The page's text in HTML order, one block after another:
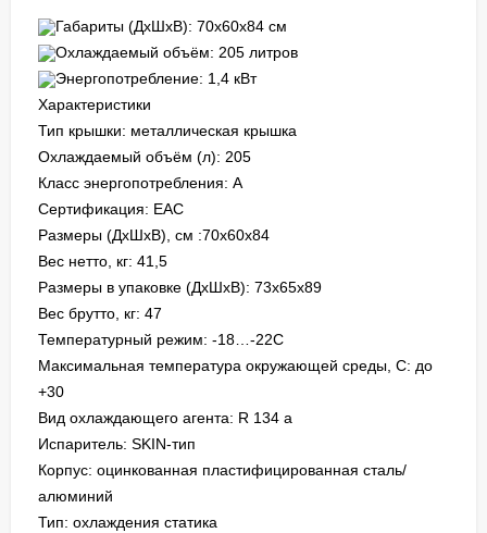
Габариты (ДхШхВ): 70х60х84 см
Охлаждаемый объём: 205 литров
Энергопотребление: 1,4 кВт
Характеристики
Тип крышки: металлическая крышка
Охлаждаемый объём (л): 205
Класс энергопотребления: А
Сертификация: ЕАС
Размеры (ДхШхВ), см :70х60х84
Вес нетто, кг: 41,5
Размеры в упаковке (ДхШхВ): 73х65х89
Вес брутто, кг: 47
Температурный режим: -18…-22C
Максимальная температура окружающей среды, C: до
+30
Вид охлаждающего агента: R 134 a
Испаритель: SKIN-тип
Корпус: оцинкованная пластифицированная сталь/
алюминий
Тип: охлаждения статика